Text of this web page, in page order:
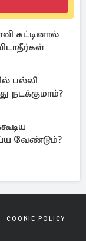
கட்டினால்
பல்லி
நடக்குமாம்?
வேண்டும்?
COOKIE POLICY